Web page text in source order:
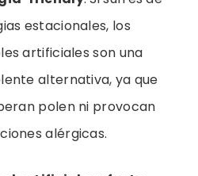
estacionales, los
artificiales son una
alternativa, ya que
polen ni provocan
alérgicas.